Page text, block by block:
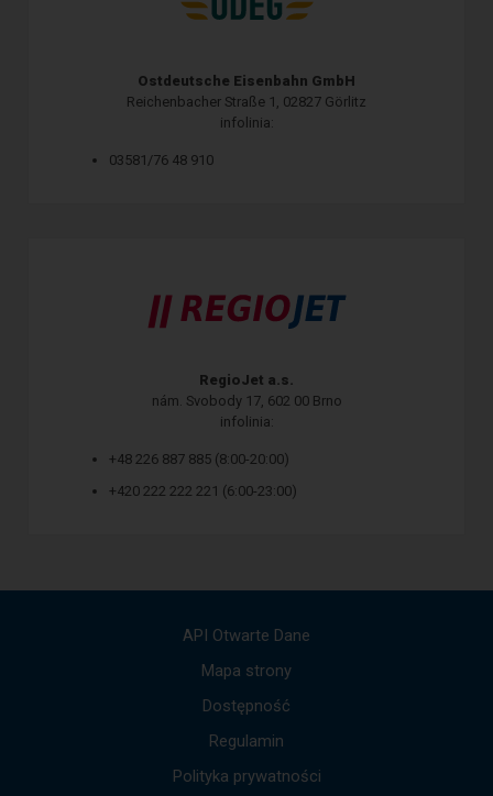
Ostdeutsche Eisenbahn GmbH
Reichenbacher Straße 1, 02827 Görlitz
infolinia:
03581/76 48 910
RegioJet a.s.
nám. Svobody 17, 602 00 Brno
infolinia:
+48 226 887 885 (8:00-20:00)
+420 222 222 221 (6:00-23:00)
API Otwarte Dane
Mapa strony
Dostępność
Regulamin
Polityka prywatności